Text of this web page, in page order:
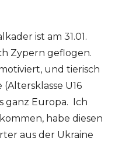
ist am 31.01.
Zypern geflogen.
und tierisch
U16
ganz Europa. Ich
habe diesen
aus der Ukraine